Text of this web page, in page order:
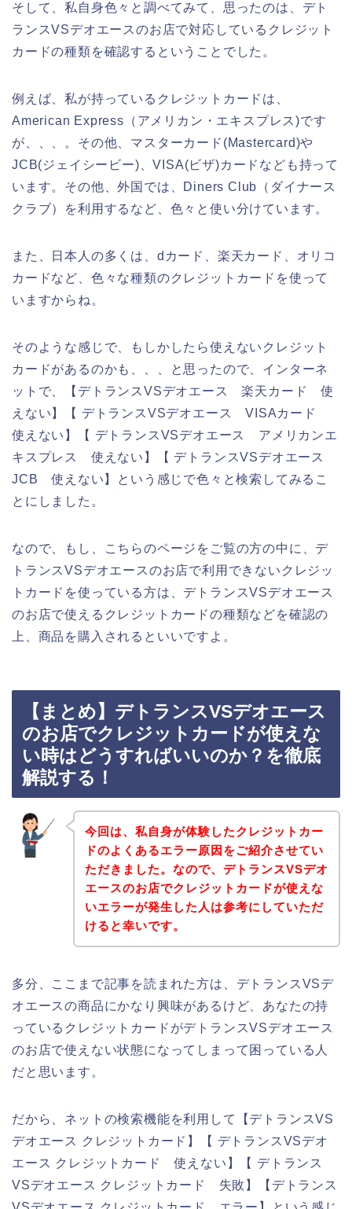
そして、私自身色々と調べてみて、思ったのは、デト
ランスVSデオエースのお店で対応しているクレジット
カードの種類を確認するということでした。
例えば、私が持っているクレジットカードは、
American Express（アメリカン・エキスプレス)です
が、、、。その他、マスターカード(Mastercard)や
JCB(ジェイシービー)、VISA(ビザ)カードなども持って
います。その他、外国では、Diners Club（ダイナース
クラブ）を利用するなど、色々と使い分けています。
また、日本人の多くは、dカード、楽天カード、オリコ
カードなど、色々な種類のクレジットカードを使って
いますからね。
そのような感じで、もしかしたら使えないクレジット
カードがあるのかも、、、と思ったので、インターネ
ットで、【デトランスVSデオエース 楽天カード 使
えない】【 デトランスVSデオエース VISAカード
使えない】【 デトランスVSデオエース アメリカンエ
キスプレス 使えない】【 デトランスVSデオエース
JCB 使えない】という感じで色々と検索してみるこ
とにしました。
なので、もし、こちらのページをご覧の方の中に、デ
トランスVSデオエースのお店で利用できないクレジッ
トカードを使っている方は、デトランスVSデオエース
のお店で使えるクレジットカードの種類などを確認の
上、商品を購入されるといいですよ。
【まとめ】デトランスVSデオエース
のお店でクレジットカードが使えな
い時はどうすればいいのか？を徹底
解説する！
今回は、私自身が体験したクレジットカー
ドのよくあるエラー原因をご紹介させてい
ただきました。なので、デトランスVSデオ
エースのお店でクレジットカードが使えな
いエラーが発生した人は参考にしていただ
けると幸いです。
多分、ここまで記事を読まれた方は、デトランスVSデ
オエースの商品にかなり興味があるけど、あなたの持
っているクレジットカードがデトランスVSデオエース
のお店で使えない状態になってしまって困っている人
だと思います。
だから、ネットの検索機能を利用して【デトランスVS
デオエース クレジットカード】【 デトランスVSデオ
エース クレジットカード 使えない】【 デトランス
VSデオエース クレジットカード 失敗】【デトランス